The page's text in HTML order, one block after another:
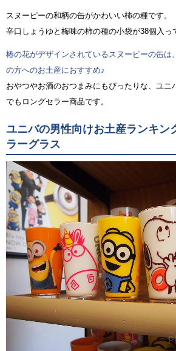
スヌーピーの和柄の缶がかわいい柿の種です。
辛口しょうゆと梅味の柿の種の小袋が38個入っ
椿の花がデザインされているスヌーピーの缶は
の方へのお土産におすすめ♪
おやつやお酒のおつまみにもぴったりな、ユニ
でもロングセラー商品です。
ユニバの男性向けお土産ランキン
ラーグラス